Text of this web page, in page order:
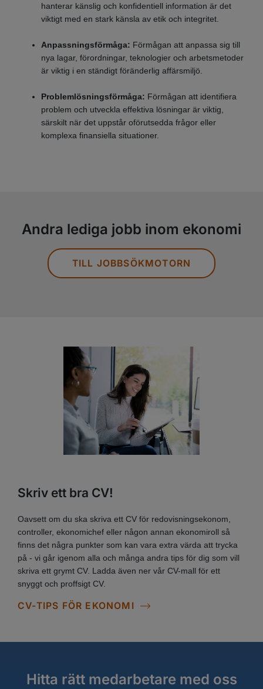
hanterar känslig och konfidentiell information är det
viktigt med en stark känsla av etik och integritet.
Anpassningsförmåga: Förmågan att anpassa sig till
nya lagar, förordningar, teknologier och arbetsmetoder
är viktig i en ständigt föränderlig affärsmiljö.
Problemlösningsförmåga: Förmågan att identifiera
problem och utveckla effektiva lösningar är viktig,
särskilt när det uppstår oförutsedda frågor eller
komplexa finansiella situationer.
Andra lediga jobb inom ekonomi
TILL JOBBSÖKMOTORN
Skriv ett bra CV!
Oavsett om du ska skriva ett CV för redovisningsekonom,
controller, ekonomichef eller någon annan ekonomiroll så
finns det några punkter som kan vara extra värda att trycka
på - vi går igenom alla och många andra tips för dig som vill
skriva ett grymt CV. Ladda även ner vår CV-mall för ett
snyggt och proffsigt CV.
CV-TIPS FÖR EKONOMI
Hitta rätt medarbetare med oss